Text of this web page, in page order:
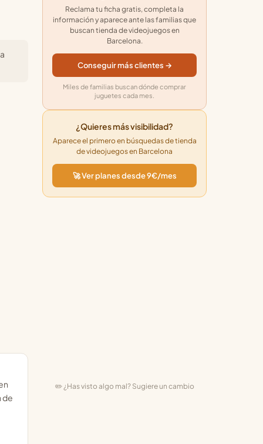
de
Reclama tu ficha gratis, completa la
información y aparece ante las familias que
buscan tienda de videojuegos en
Barcelona.
Conseguir más clientes →
Miles de familias buscan dónde comprar
juguetes cada mes.
¿Quieres más visibilidad?
Aparece el primero en búsquedas de tienda
de videojuegos en Barcelona
🚀 Ver planes desde 9€/mes
✏️ ¿Has visto algo mal? Sugiere un cambio